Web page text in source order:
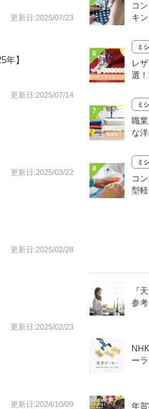
更新日:2025/07/23
】
更新日:2025/07/14
更新日:2025/03/22
更新日:2025/02/28
更新日:2025/02/23
更新日:2024/10/09
コ
キ
6
ミ
レ
選
7
ミ
職
な
8
ミ
コ
型
『
参
ー
年